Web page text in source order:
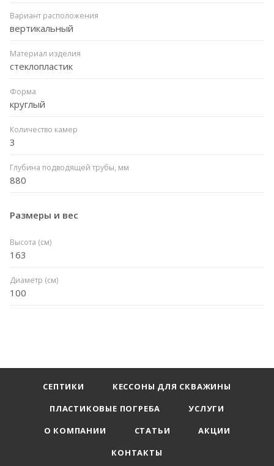
Вариант расположения
вертикальный
Материал изделия
стеклопластик
Форма
круглый
Количество камер
3
Глубина подводящей трубы, мм
880
Размеры и вес
Высота (см)
163
Диаметр (см)
100
СЕПТИКИ
КЕССОНЫ ДЛЯ СКВАЖИНЫ
ПЛАСТИКОВЫЕ ПОГРЕБА
УСЛУГИ
О КОМПАНИИ
СТАТЬИ
АКЦИИ
КОНТАКТЫ